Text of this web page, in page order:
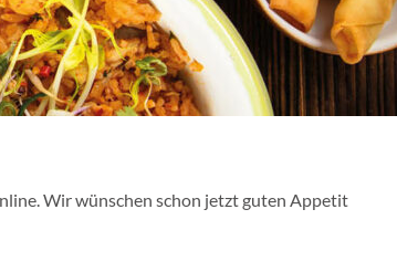
Wir wünschen schon jetzt guten Appetit